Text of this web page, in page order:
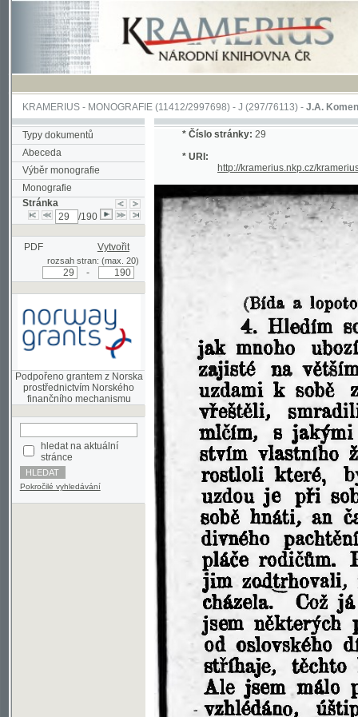
KRAMERIUS-MONOGRAFIE(11412/2997698) -J (297/76113)-J.A. Komenského
Typy dokumentů
Abeceda
Výběr monografie
Monografie
Stránka
/190
PDF Vytvořit
rozsah stran: (max. 20)
Podpořeno grantem z Norska
prostřednictvím Norského
hledat na aktuální
stránce
Pokročilé vyhledávání
http://kramerius.nkp.cz/kramerius/